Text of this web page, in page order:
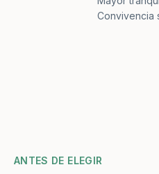
Convivencia
ANTES DE ELEGIR